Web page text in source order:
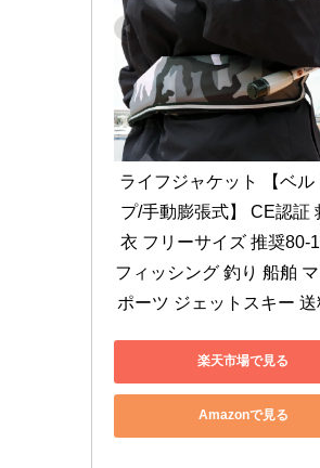
ライフジャケット 【ベル
プ/手動膨張式】 CE認証
衣 フリーサイズ 推奨80-
フィッシング 釣り 船舶
ポーツ ジェットスキー
楽天市場で見る
Amazonで見る